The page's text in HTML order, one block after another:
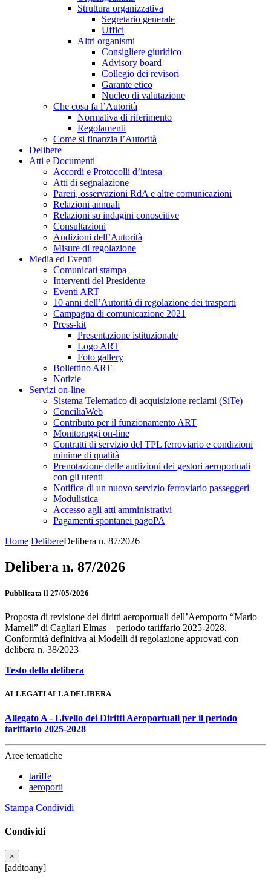
Struttura organizzativa
Segretario generale
Uffici
Altri organismi
Consigliere giuridico
Advisory board
Collegio dei revisori
Garante etico
Nucleo di valutazione
Che cosa fa l’Autorità
Normativa di riferimento
Regolamenti
Come si finanzia l’Autorità
Delibere
Atti e Documenti
Accordi e Protocolli d’intesa
Atti di segnalazione
Pareri, osservazioni RdA e altre comunicazioni
Relazioni annuali
Relazioni su indagini conoscitive
Consultazioni
Audizioni dell’Autorità
Misure di regolazione
Media ed Eventi
Comunicati stampa
Interventi del Presidente
Eventi ART
10 anni dell’Autorità di regolazione dei trasporti
Campagna di comunicazione 2021
Press-kit
Presentazione istituzionale
Logo ART
Foto gallery
Bollettino ART
Notizie
Servizi on-line
Sistema Telematico di acquisizione reclami (SiTe)
ConciliaWeb
Contributo per il funzionamento ART
Monitoraggi on-line
Contratti di servizio del TPL ferroviario e condizioni
minime di qualità
Prenotazione delle audizioni dei gestori aeroportuali
con gli utenti
Notifica di un nuovo servizio ferroviario passeggeri
Modulistica
Accesso agli atti amministrativi
Pagamenti spontanei pagoPA
Home DelibereDelibera n. 87/2026
Delibera n. 87/2026
Pubblicata il 27/05/2026
Proposta di revisione dei diritti aeroportuali dell’Aeroporto “Mario
Mameli” di Cagliari Elmas – periodo tariffario 2025-2028.
Conformità definitiva ai Modelli di regolazione approvati con
delibera n. 38/2023
Testo della delibera
ALLEGATI ALLA DELIBERA
Allegato A - Livello dei Diritti Aeroportuali per il periodo
tariffario 2025-2028
Aree tematiche
tariffe
aeroporti
Stampa Condividi
Condividi
×
[addtoany]